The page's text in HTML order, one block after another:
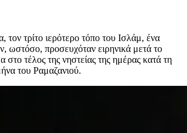
τον τρίτο ιερότερο τόπο του Ισλάμ, ένα
ωστόσο, προσευχόταν ειρηνικά μετά το
στο τέλος της νηστείας της ημέρας κατά τη
του Ραμαζανιού.